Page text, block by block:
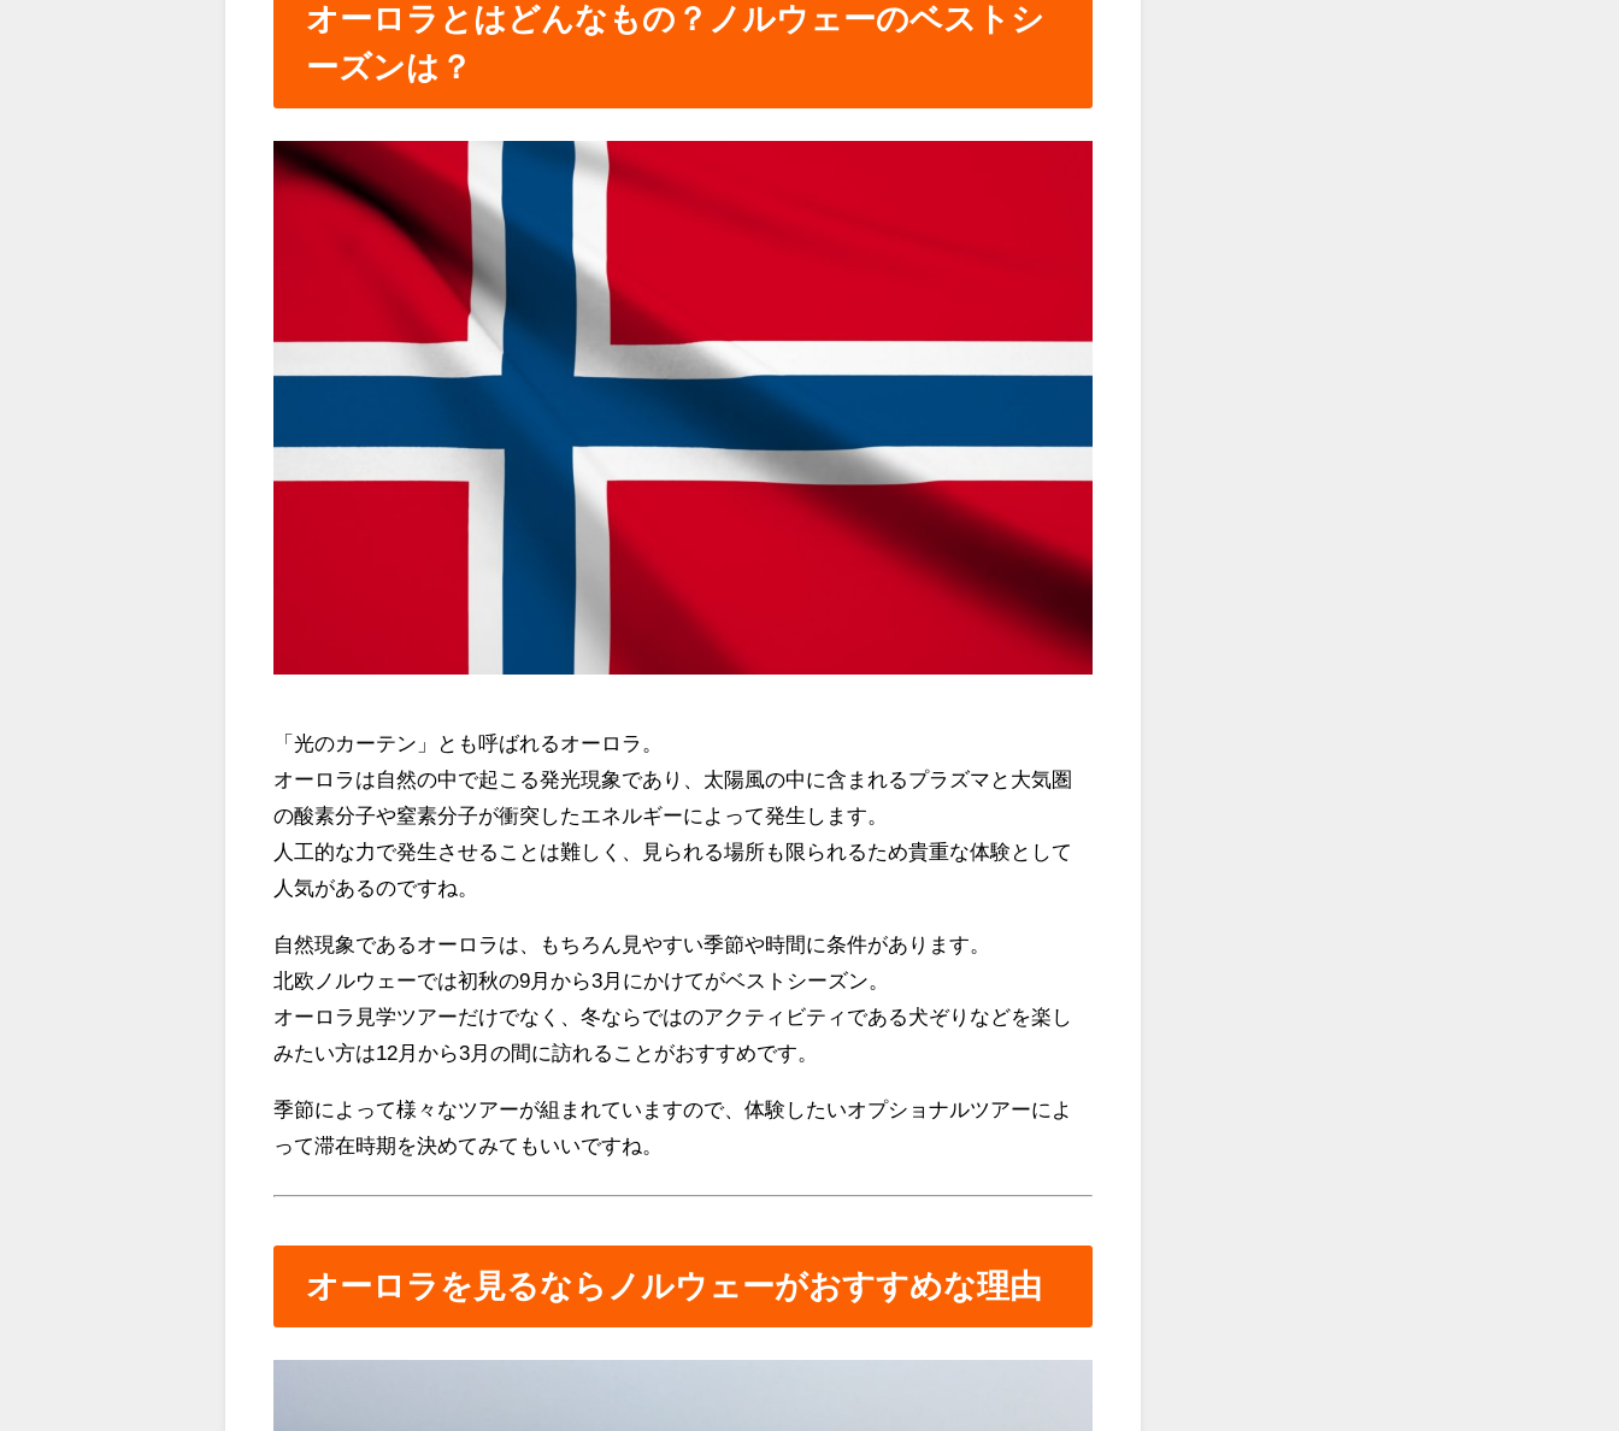
オーロラとはどんなもの？ノルウェーのベストシ
ーズンは？
「光のカーテン」とも呼ばれるオーロラ。
オーロラは自然の中で起こる発光現象であり、太陽風の中に含まれるプラズマと大気圏
の酸素分子や窒素分子が衝突したエネルギーによって発生します。
人工的な力で発生させることは難しく、見られる場所も限られるため貴重な体験として
人気があるのですね。
自然現象であるオーロラは、もちろん見やすい季節や時間に条件があります。
北欧ノルウェーでは初秋の9月から3月にかけてがベストシーズン。
オーロラ見学ツアーだけでなく、冬ならではのアクティビティである犬ぞりなどを楽し
みたい方は12月から3月の間に訪れることがおすすめです。
季節によって様々なツアーが組まれていますので、体験したいオプショナルツアーによ
って滞在時期を決めてみてもいいですね。
オーロラを見るならノルウェーがおすすめな理由